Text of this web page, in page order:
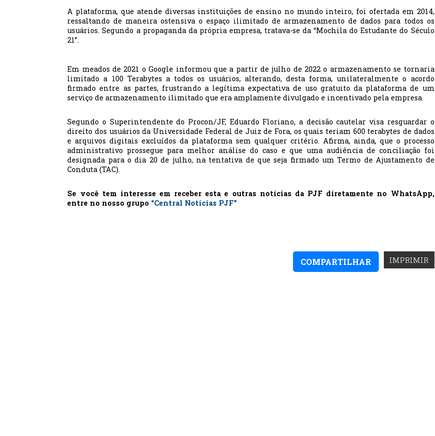
A plataforma, que atende diversas instituições de ensino no mundo inteiro, foi ofertada em 2014,
ressaltando de maneira ostensiva o espaço ilimitado de armazenamento de dados para todos os
usuários. Segundo a propaganda da própria empresa, tratava-se da “Mochila do Estudante do Século
21”.
Em meados de 2021 o Google informou que a partir de julho de 2022 o armazenamento se tornaria
limitado a 100 Terabytes a todos os usuários, alterando, desta forma, unilateralmente o acordo
firmado entre as partes, frustrando a legítima expectativa de uso gratuito da plataforma de um
serviço de armazenamento ilimitado que era amplamente divulgado e incentivado pela empresa.
Segundo o Superintendente do Procon/JF, Eduardo Floriano, a decisão cautelar visa resguardar o
direito dos usuários da Universidade Federal de Juiz de Fora, os quais teriam 600 terabytes de dados
e arquivos digitais excluídos da plataforma sem qualquer critério. Afirma, ainda, que o processo
administrativo prossegue para melhor análise do caso e que uma audiência de conciliação foi
designada para o dia 20 de julho, na tentativa de que seja firmado um Termo de Ajustamento de
Conduta (TAC).
Se você tem interesse em receber esta e outras notícias da PJF diretamente no WhatsApp,
entre no nosso grupo “Central Notícias PJF"
IMPRIMIR
COMPARTILHAR